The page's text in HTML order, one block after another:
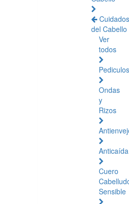
Cuidados
del Cabello
Ver
todos
Ondas
y
Rizos
Anticaída
Cuero
Sensible